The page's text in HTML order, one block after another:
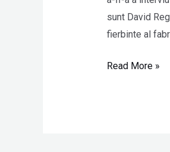
sunt David
fierbinte al
Read More »